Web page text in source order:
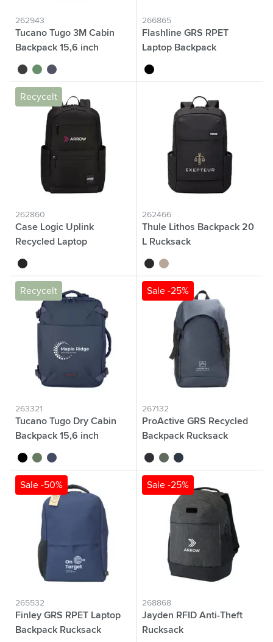
262943
Tucano Tugo 3M Cabin
Backpack 15,6 inch
noir vert foncébleu foncé
266865
Flashline GRS RPET
Laptop Backpack
schwarz
Recycelt
262860
Case Logic Uplink
Recycled Laptop
noir
262466
Thule Lithos Backpack 20
L Rucksack
noir beige
Recycelt
263321
Tucano Tugo Dry Cabin
Backpack 15,6 inch
noir vert foncébleu foncé
Sale -25%
267132
ProActive GRS Recycled
Backpack Rucksack
noir vert olivebleu marine
Sale -50%
265532
Finley GRS RPET Laptop
Backpack Rucksack
Sale -25%
268868
Jayden RFID Anti-Theft
Rucksack